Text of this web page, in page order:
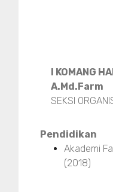
I KOMANG
A.Md.Farm
SEKSI
Pendidikan
Akademi
(2018)